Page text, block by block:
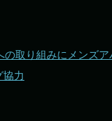
の取り組みにメンズア
協力